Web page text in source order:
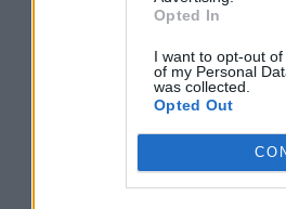
Opted In
I want to opt-out
of my Personal
was collected.
Opted Out